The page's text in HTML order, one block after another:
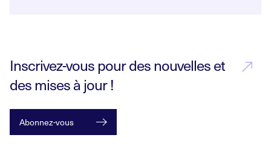
Inscrivez-vous pour des nouvelles et
des mises à jour !
Abonnez-vous